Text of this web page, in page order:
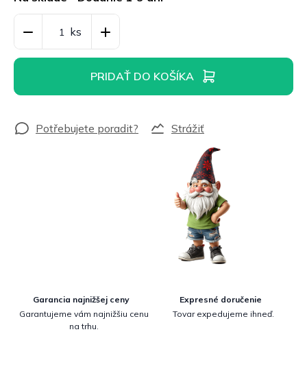
PRIDAŤ DO KOŠÍKA
Strážiť
Garancia najnižšej ceny
Garantujeme vám najnižšiu cenu
na trhu.
Expresné doručenie
Tovar expedujeme ihneď.